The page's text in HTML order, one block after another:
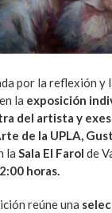
por la reflexión y
la exposición
del artista y
de la UPLA,
laSala El Farol de
horas.
reúne una